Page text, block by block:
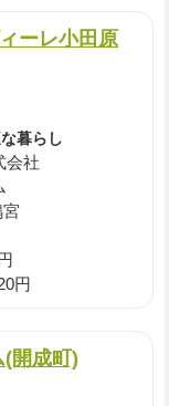
ーレ小田原
暮らし
会社
円
開成町)